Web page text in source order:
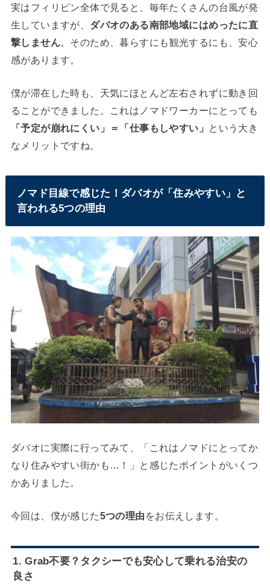
実はフィリピン全体で見ると、毎年たくさんの台風が発
生していますが、 ダバオのある南部地域にはめったに直
撃しません 。そのため、暮らすにも観光するにも、安心
感があります。
僕が滞在した時も、天気にほとんど左右されずに動き回
ることができました。これはノマドワーカーにとっても
「予定が崩れにくい」＝「仕事もしやすい」
という大き
なメリットですね。
ノマド目線で感じた！ダバオが「住みやすい」と
言われる5つの理由
ダバオに実際に行ってみて、「これはノマドにとってか
なり住みやすい街かも…！」と感じたポイントがいくつ
かありました。
今回は、僕が感じた5つの理由 をお伝えします。
1. Grab不要？タクシーでも安心して乗れる治安の
良さ